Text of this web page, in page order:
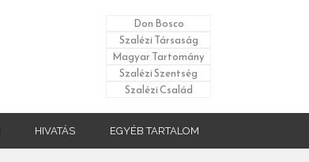
Don Bosco
Szalézi Társaság
Magyar Tartomány
Szalézi Szentség
Szalézi Család
HIVATÁS EGYÉB TARTALOM